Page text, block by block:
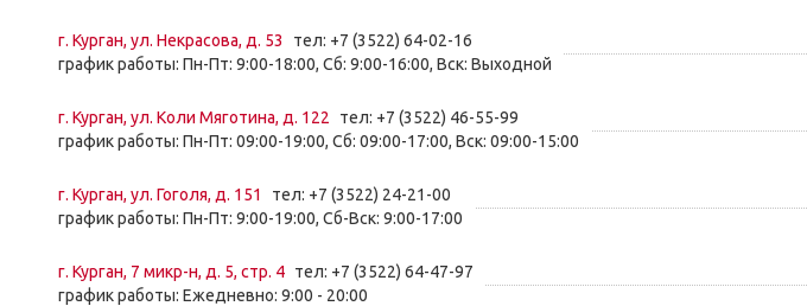
г. Курган, ул. Некрасова, д. 53
тел: +7 (3522) 64-02-16
график работы: Пн-Пт: 9:00-18:00, Сб: 9:00-16:00, Вск: Выходной
г. Курган, ул. Коли Мяготина, д. 122
тел: +7 (3522) 46-55-99
график работы: Пн-Пт: 09:00-19:00, Сб: 09:00-17:00, Вск: 09:00-15:00
г. Курган, ул. Гоголя, д. 151
тел: +7 (3522) 24-21-00
график работы: Пн-Пт: 9:00-19:00, Сб-Вск: 9:00-17:00
г. Курган, 7 микр-н, д. 5, стр. 4 тел: +7 (3522) 64-47-97
график работы: Ежедневно: 9:00 - 20:00